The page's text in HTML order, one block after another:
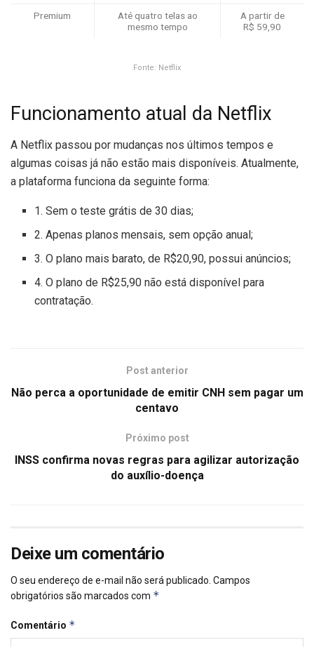
Premium
Até quatro telas ao
mesmo tempo
A partir de
R$ 59,90
Fonte: Netflix
Funcionamento atual da Netflix
A Netflix passou por mudanças nos últimos tempos e
algumas coisas já não estão mais disponíveis. Atualmente,
a plataforma funciona da seguinte forma:
1. Sem o teste grátis de 30 dias;
2. Apenas planos mensais, sem opção anual;
3. O plano mais barato, de R$20,90, possui anúncios;
4. O plano de R$25,90 não está disponível para
contratação.
Post anterior
Não perca a oportunidade de emitir CNH sem pagar um
centavo
Próximo post
INSS confirma novas regras para agilizar autorização
do auxílio-doença
Deixe um comentário
O seu endereço de e-mail não será publicado. Campos
obrigatórios são marcados com *
Comentário *